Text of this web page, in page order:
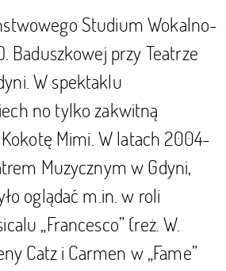
Studium Wokalno-
Baduszkowej przy Teatrze
W spektaklu
no tylko zakwitną
Kokotę Mimi. W latach 2004-
Muzycznym w Gdyni,
oglądać m.in. w roli
„Francesco” (reż. W.
Catz i Carmen w „Fame”